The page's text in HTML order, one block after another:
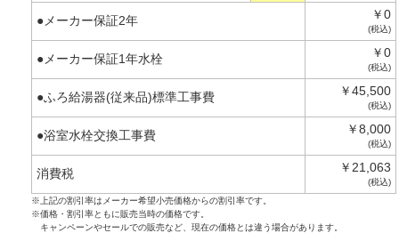
●メーカー保証2年 ￥0
(税込)
●メーカー保証1年水栓 ￥0
(税込)
●ふろ給湯器(従来品)標準工事費 ￥45,500
(税込)
●浴室水栓交換工事費 ￥8,000
(税込)
消費税 ￥21,063
(税込)
※上記の割引率はメーカー希望小売価格からの割引率です。
※価格・割引率ともに販売当時の価格です。
キャンペーンやセールでの販売など、現在の価格とは違う場合があります。